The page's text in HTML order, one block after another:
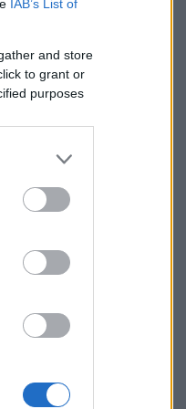
IAB’s List of
and store
to grant or
purposes